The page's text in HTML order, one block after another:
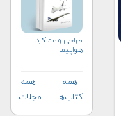
طراحی و عملکرد
هواپیما
همه
کتاب‌ها
همه
مجلات